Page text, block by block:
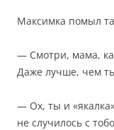
Максимка помыл
— Смотри, мама,
Даже лучше, чем
— Ох, ты и
не случилось с